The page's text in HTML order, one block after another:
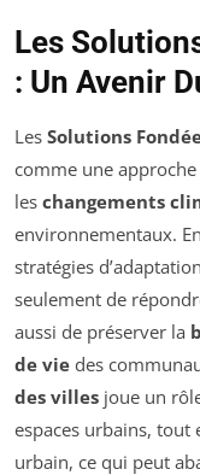
Les
: Un Avenir
Les Solutions
comme une
les changements
environnementaux.
stratégies
seulement de
aussi de préserver la
de vie des
des villes joue un
espaces urbains, tout
urbain, ce qui peut